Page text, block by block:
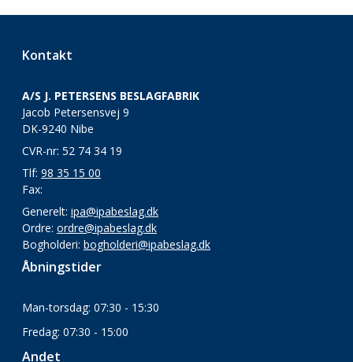
Kontakt
A/S J. PETERSENS BESLAGFABRIK
Jacob Petersensvej 9
DK-9240 Nibe
CVR-nr: 52 74 34 19
Tlf: 98 35 15 00
Fax:
Generelt: ipa@ipabeslag.dk
Ordre: ordre@ipabeslag.dk
Bogholderi: bogholderi@ipabeslag.dk
Åbningstider
Man-torsdag: 07:30 - 15:30
Fredag: 07:30 - 15:00
Andet